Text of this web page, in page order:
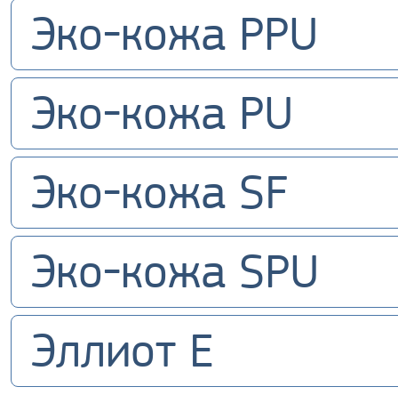
Эко-кожа PPU
Эко-кожа PU
Эко-кожа SF
Эко-кожа SPU
Эллиот E